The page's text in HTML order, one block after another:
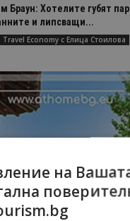
Браун: Хотелите губят
и липсващи...
Travel Economy с Елица Стоилова
на